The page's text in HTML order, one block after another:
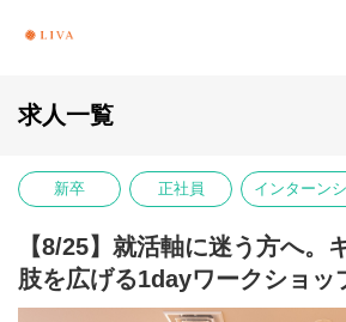
求人一覧
新卒 正社員 インターン
【8/25】就活軸に迷う方へ。
肢を広げる1dayワークショッ